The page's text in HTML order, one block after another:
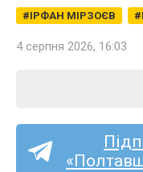
ІРФАН МІРЗОЄВ
4 серпня 2026, 16:03